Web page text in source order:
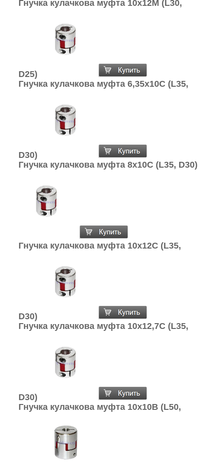
Гнучка кулачкова муфта 10х12М (L30,
D25)
Гнучка кулачкова муфта 6,35х10С (L35,
D30)
Гнучка кулачкова муфта 8х10С (L35, D30)
Гнучка кулачкова муфта 10х12С (L35,
D30)
Гнучка кулачкова муфта 10х12,7С (L35,
D30)
Гнучка кулачкова муфта 10х10В (L50,